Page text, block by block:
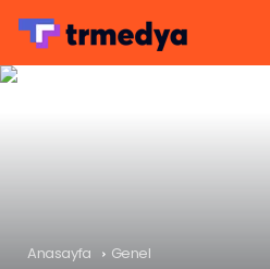
Anasayfa Genel